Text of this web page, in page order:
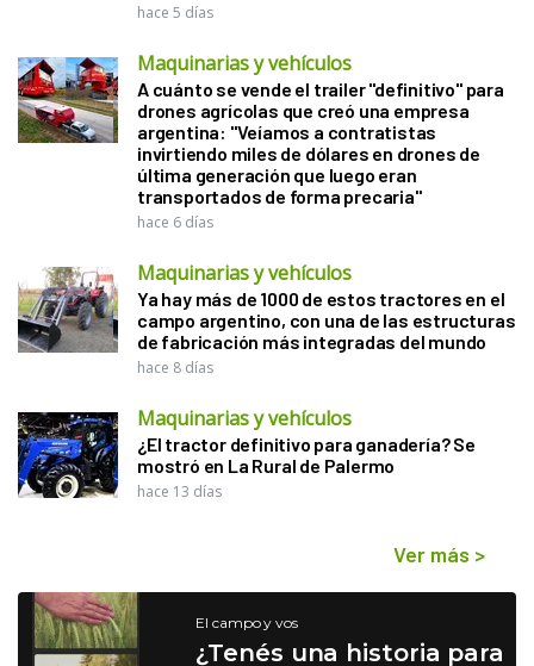
hace 5 días
Maquinarias y vehículos
A cuánto se vende el trailer "definitivo" para
drones agrícolas que creó una empresa
argentina: "Veíamos a contratistas
invirtiendo miles de dólares en drones de
última generación que luego eran
transportados de forma precaria"
hace 6 días
Maquinarias y vehículos
Ya hay más de 1000 de estos tractores en el
campo argentino, con una de las estructuras
de fabricación más integradas del mundo
hace 8 días
Maquinarias y vehículos
¿El tractor definitivo para ganadería? Se
mostró en La Rural de Palermo
hace 13 días
Ver más >
El campo y vos
¿Tenés una historia para